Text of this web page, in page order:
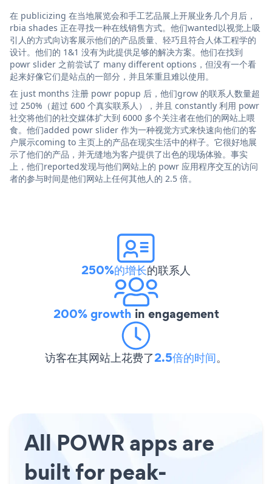
在 publicizing 在当地展览会和手工艺品展上开展业务几个月后，
rbia shades 正在寻找一种在线销售方式。他们wanted以视觉上吸
引人的方式向访客展示他们的产品质量、轻巧且符合人体工程学的
设计。他们的 1&1 没有为此提供足够的解决方案。他们在找到
powr slider 之前尝试了 many different options，但没有一个看
起来好像它们是站点的一部分，并且笨重且难以使用。
在 just months 注册 powr popup 后，他们grow 的联系人数量超
过 250%（超过 600 个真实联系人），并且 constantly 利用 powr
社交将他们的社交媒体扩大到 6000 多个关注者在他们的网站上喂
食。他们added powr slider 作为一种视觉方式来快速向他们的客
户展示coming to 主页上的产品在现实生活中的样子。它很好地展
示了他们的产品，并无缝地为客户提供了出色的现场体验。事实
上，他们reported发现与他们网站上的 powr 应用程序交互的访问
者的参与时间是他们网站上任何其他人的 2.5 倍。
250%的增长的联系人
200% growth in engagement
访客在其网站上花费了2.5倍的时间。
All POWR apps are
built for peak-